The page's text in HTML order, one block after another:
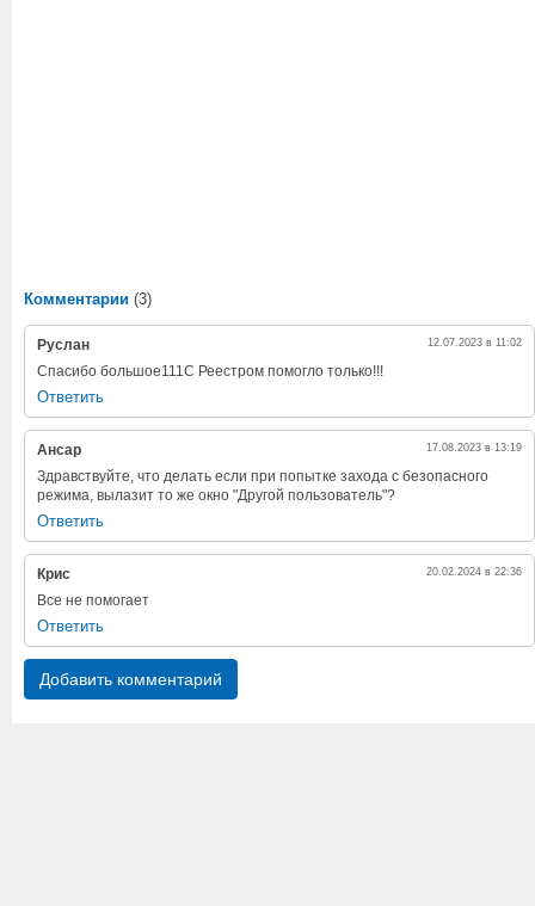
Комментарии (3)
Руслан 12.07.2023 в 11:02
Спасибо большое111С Реестром помогло только!!!
Ответить
Ансар 17.08.2023 в 13:19
Здравствуйте, что делать если при попытке захода с безопасного
режима, вылазит то же окно "Другой пользователь"?
Ответить
Крис 20.02.2024 в 22:36
Все не помогает
Ответить
Добавить комментарий